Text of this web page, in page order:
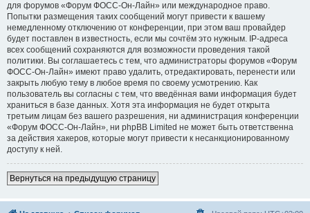
для форумов «Форум ФОСС-Он-Лайн» или международное право.
Попытки размещения таких сообщений могут привести к вашему
немедленному отключению от конференции, при этом ваш провайдер
будет поставлен в известность, если мы сочтём это нужным. IP-адреса
всех сообщений сохраняются для возможности проведения такой
политики. Вы соглашаетесь с тем, что администраторы форумов «Форум
ФОСС-Он-Лайн» имеют право удалить, отредактировать, перенести или
закрыть любую тему в любое время по своему усмотрению. Как
пользователь вы согласны с тем, что введённая вами информация будет
храниться в базе данных. Хотя эта информация не будет открыта
третьим лицам без вашего разрешения, ни администрация конференции
«Форум ФОСС-Он-Лайн», ни phpBB Limited не может быть ответственна
за действия хакеров, которые могут привести к несанкционированному
доступу к ней.
Вернуться на предыдущую страницу